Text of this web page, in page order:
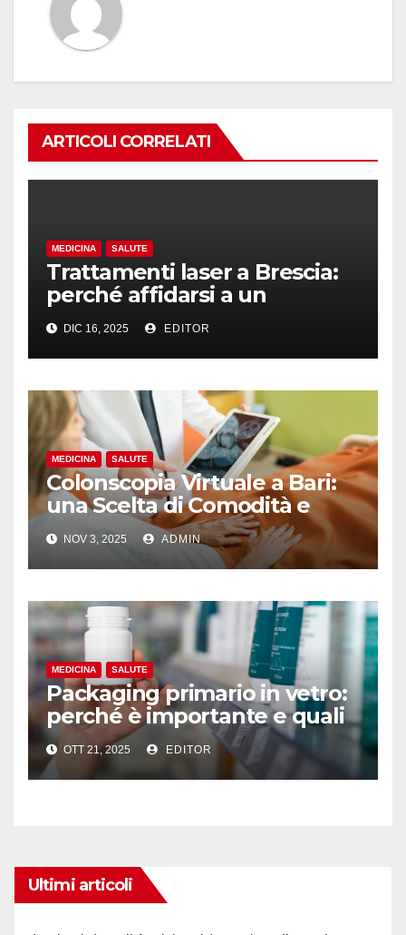
ARTICOLI CORRELATI
MEDICINA SALUTE
Trattamenti laser a Brescia:
perché affidarsi a un
professionista assicura
sicurezza e risultati
DIC 16, 2025 EDITOR
MEDICINA SALUTE
Colonscopia Virtuale a Bari:
una Scelta di Comodità e
Precisione per la Tua Salute
Intestinale
NOV 3, 2025 ADMIN
MEDICINA SALUTE
Packaging primario in vetro:
perché è importante e quali
sono le caratteristiche
OTT 21, 2025 EDITOR
Ultimi articoli